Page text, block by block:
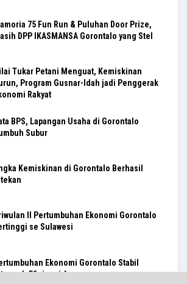
75 Fun Run & Puluhan Door Prize,
DPP IKASMANSA Gorontalo yang Stel
Tukar Petani Menguat, Kemiskinan
Program Gusnar-Idah jadi Penggerak
Rakyat
BPS, Lapangan Usaha di Gorontalo
Subur
Kemiskinan di Gorontalo Berhasil
II Pertumbuhan Ekonomi Gorontalo
se Sulawesi
Ekonomi Gorontalo Stabil
Efisiensi Anggaran